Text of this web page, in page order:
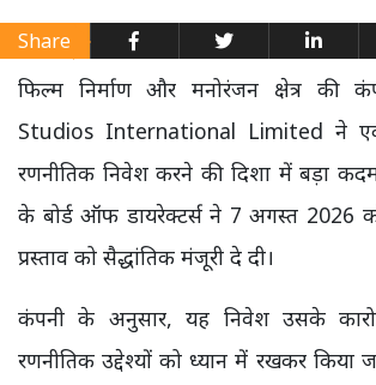
Share
फिल्म निर्माण और मनोरंजन क्षेत्र की
Studios International Limited ने
रणनीतिक निवेश करने की दिशा में बड़ा
के बोर्ड ऑफ डायरेक्टर्स ने 7 अगस्त 2026
प्रस्ताव को सैद्धांतिक मंजूरी दे दी।
कंपनी के अनुसार, यह निवेश उसके
रणनीतिक उद्देश्यों को ध्यान में रखकर किया